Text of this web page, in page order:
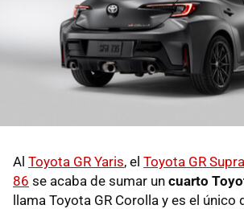
Al Toyota GR Yaris, el Toyota GR Supra
86 se acaba de sumar un cuarto
llama Toyota GR Corolla y es el único